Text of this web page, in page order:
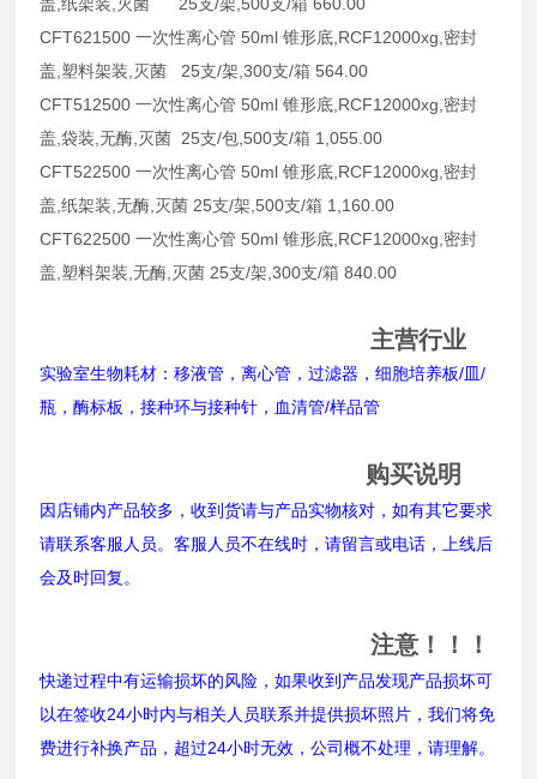
CFT621500 一次性离心管 50ml 锥形底,RCF12000xg,密封
盖,塑料架装,灭菌 25支/架,300支/箱 564.00
CFT512500 一次性离心管 50ml 锥形底,RCF12000xg,密封
盖,袋装,无酶,灭菌 25支/包,500支/箱 1,055.00
CFT522500 一次性离心管 50ml 锥形底,RCF12000xg,密封
盖,纸架装,无酶,灭菌 25支/架,500支/箱 1,160.00
CFT622500 一次性离心管 50ml 锥形底,RCF12000xg,密封
盖,塑料架装,无酶,灭菌 25支/架,300支/箱 840.00
主营行业
实验室生物耗材：移液管，离心管，过滤器，细胞培养板/皿/
瓶，酶标板，接种环与接种针，血清管/样品管
购买说明
因店铺内产品较多，收到货请与产品实物核对，如有其它要求
请联系客服人员。客服人员不在线时，请留言或电话，上线后
会及时回复。
注意！！！
快递过程中有运输损坏的风险，如果收到产品发现产品损坏可
以在签收24小时内与相关人员联系并提供损坏照片，我们将免
费进行补换产品，超过24小时无效，公司概不处理，请理解。